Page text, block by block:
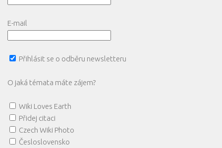
E-mail
Přihlásit se o odběru newsletteru
O jaká témata máte zájem?
Wiki Loves Earth
Přidej citaci
Czech Wiki Photo
Česloslovensko